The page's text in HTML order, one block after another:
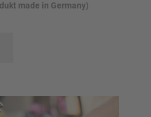
made in Germany)